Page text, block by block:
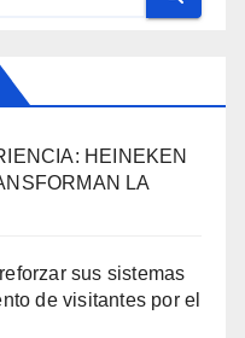
HEINEKEN
LA
sus sistemas
de visitantes por el